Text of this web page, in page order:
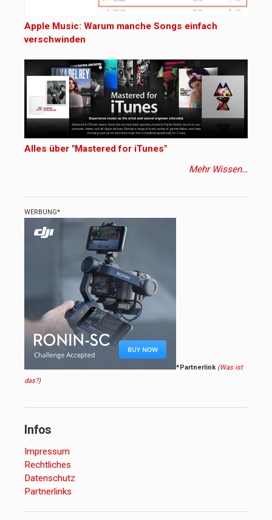
Apple Music: Warum manche Songs einfach
verschwinden
Alles über "Mastered for iTunes"
Mehr Wissen…
WERBUNG*
*Partnerlink (Was ist
das?)
Infos
Impressum
Rechtliches
Datenschutz
Partnerlinks